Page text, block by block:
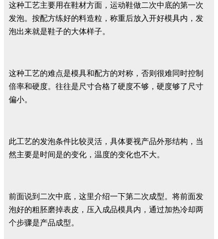
这种工艺主要用在鞋材方面，运动鞋做二次中底的第一次
发泡。按配方练好的料造粒，称重后放入开好模具内，发
泡出来就是鞋子的大体样子。
这种工艺的难点是模具和配方的对称，否则很难同时控制
倍率和硬度。往往是尺寸合格了硬度不够，硬度够了尺寸
偏小。
此工艺的发泡条件比较灵活，具体要视产品外形结构，当
然主要是时间是的变化，温度的变化也不大。
前面说到二次中底，这里介绍一下第二次成型。将前面发
泡好的粗胚磨掉表皮，压入成品模具内，通过加热冷却两
个步骤是产品成型。